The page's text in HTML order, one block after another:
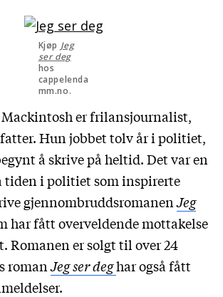
Kjøp Jeg
ser deg
hos
cappelenda
mm.no.
er frilansjournalist,
Hun jobbet tolv år i politiet,
å skrive på heltid. Det var en
tiden i politiet som inspirerte
gjennombruddsromanenJeg
har fått overveldende mottakelse
Romanen er solgt til over 24
romanJeg ser deghar også fått